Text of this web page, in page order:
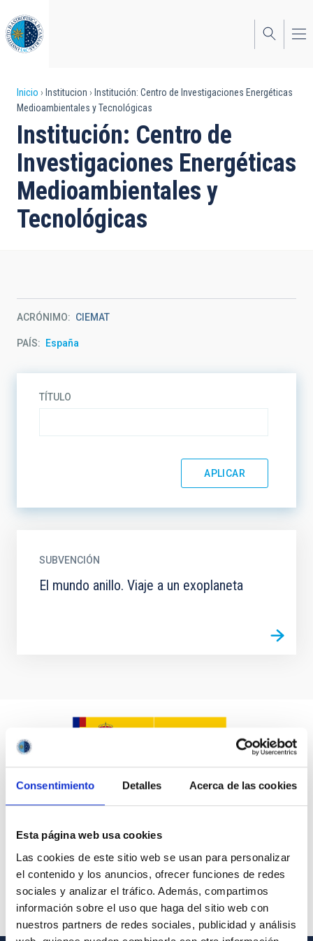
Consentimiento Detalles Acerca de las cookies
Esta página web usa cookies
Las cookies de este sitio web se usan para personalizar
el contenido y los anuncios, ofrecer funciones de redes
sociales y analizar el tráfico. Además, compartimos
información sobre el uso que haga del sitio web con
nuestros partners de redes sociales, publicidad y análisis
al
contenido
principal
Sobrescribir
enlaces
de
ayuda
a
la
Inicio Institucion
Institución: Centro de Investigaciones Energéticas
Medioambientales y Tecnológicas
Institución: Centro de
Investigaciones Energéticas
Medioambientales y
Tecnológicas
ACRÓNIMO CIEMAT
PAÍS España
TÍTULO
SUBVENCIÓN
El mundo anillo. Viaje a un exoplaneta